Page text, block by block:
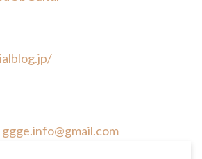
ggge.info@gmail.com